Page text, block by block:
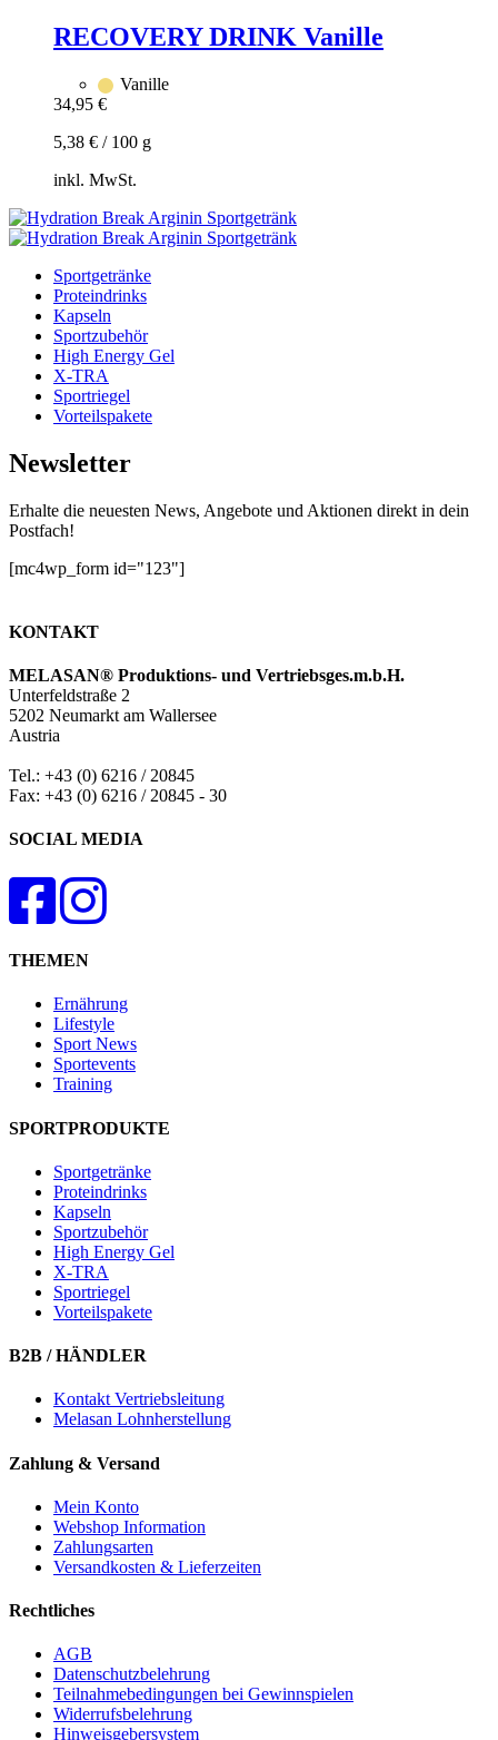
hinzufügen
RECOVERY DRINK Vanille
Vanille
34,95 €
5,38 € / 100 g
inkl. MwSt.
Zum
Warenkorb
Sportgetränke
Proteindrinks
Kapseln
Sportzubehör
High Energy Gel
X-TRA
Sportriegel
Vorteilspakete
Newsletter
Erhalte die neuesten News, Angebote und Aktionen direkt in dein
Postfach!
[mc4wp_form id="123"]
KONTAKT
MELASAN® Produktions- und Vertriebsges.m.b.H.
Unterfeldstraße 2
5202 Neumarkt am Wallersee
Austria
Tel.: +43 (0) 6216 / 20845
Fax: +43 (0) 6216 / 20845 - 30
SOCIAL MEDIA
THEMEN
Ernährung
Lifestyle
Sport News
Sportevents
Training
SPORTPRODUKTE
Sportgetränke
Proteindrinks
Kapseln
Sportzubehör
High Energy Gel
X-TRA
Sportriegel
Vorteilspakete
B2B / HÄNDLER
Kontakt Vertriebsleitung
Melasan Lohnherstellung
Zahlung & Versand
Mein Konto
Webshop Information
Zahlungsarten
Versandkosten & Lieferzeiten
Rechtliches
AGB
Datenschutzbelehrung
Teilnahmebedingungen bei Gewinnspielen
Widerrufsbelehrung
Hinweisgebersystem